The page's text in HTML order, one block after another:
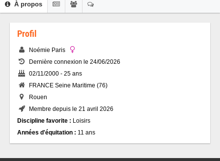
À propos
Profil
Noémie Paris
Dernière connexion le 24/06/2026
02/11/2000 - 25 ans
FRANCE Seine Maritime (76)
Rouen
Membre depuis le 21 avril 2026
Discipline favorite : Loisirs
Années d'équitation : 11 ans